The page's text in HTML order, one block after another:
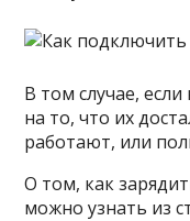
В том случае,
на то, что их
работают, или
О том, как
можно узнать из